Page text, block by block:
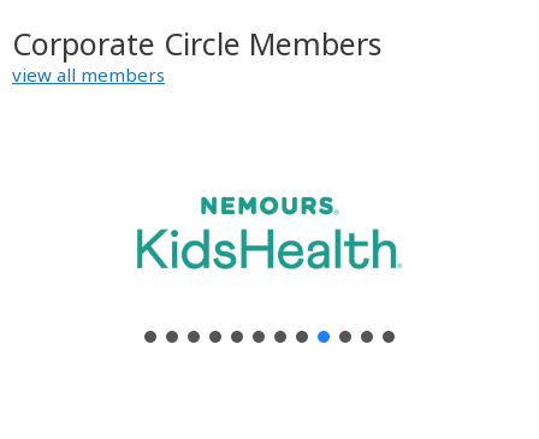
Corporate Circle Members
view all members